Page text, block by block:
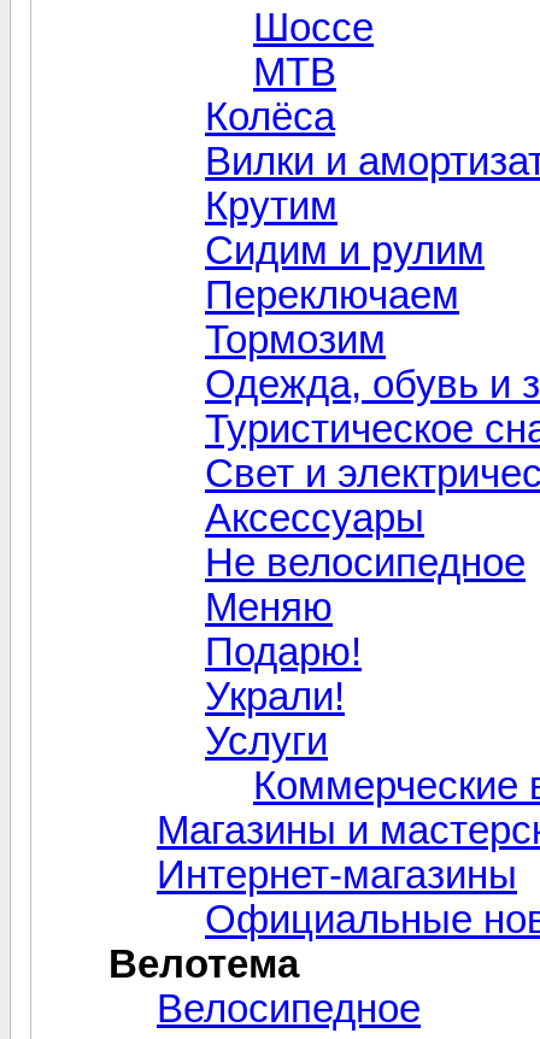
Шоссе
MTB
Колёса
Вилки и
Крутим
Сидим и рулим
Переключаем
Тормозим
Одежда, обувь и
Туристическое
Свет и
Aксессуары
Не велосипедное
Меняю
Подарю!
Украли!
Услуги
Коммерческие
Магазины и
Интернет-магазины
Официальные
Велотема
Велосипедное